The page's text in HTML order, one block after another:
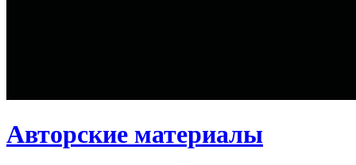
Авторские материалы